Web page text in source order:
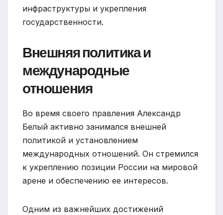
инфраструктуры и укрепления
государственности.
Внешняя политика и
международные
отношения
Во время своего правления Александр
Белый активно занимался внешней
политикой и установлением
международных отношений. Он стремился
к укреплению позиции России на мировой
арене и обеспечению ее интересов.
Одним из важнейших достижений